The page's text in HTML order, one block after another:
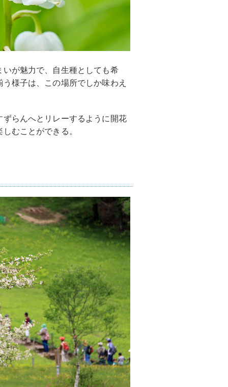
が魅力で、自生種としても希
様子は、この場所でしか味わえ
らんへとリレーするように開花
むことができる。